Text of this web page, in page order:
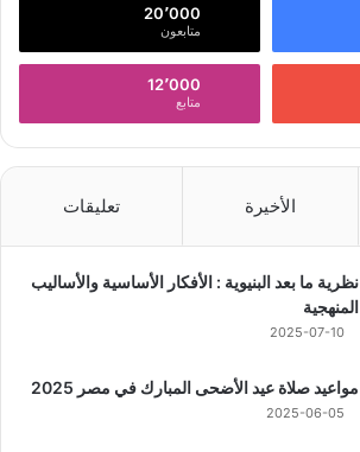
20٬000
متابعون
12٬000
متابع
الأخيرة تعليقات
نظرية ما بعد البنيوية : الأفكار الأساسية والأساليب
المنهجية
2025-07-10
مواعيد صلاة عيد الأضحى المبارك في مصر 2025
2025-06-05